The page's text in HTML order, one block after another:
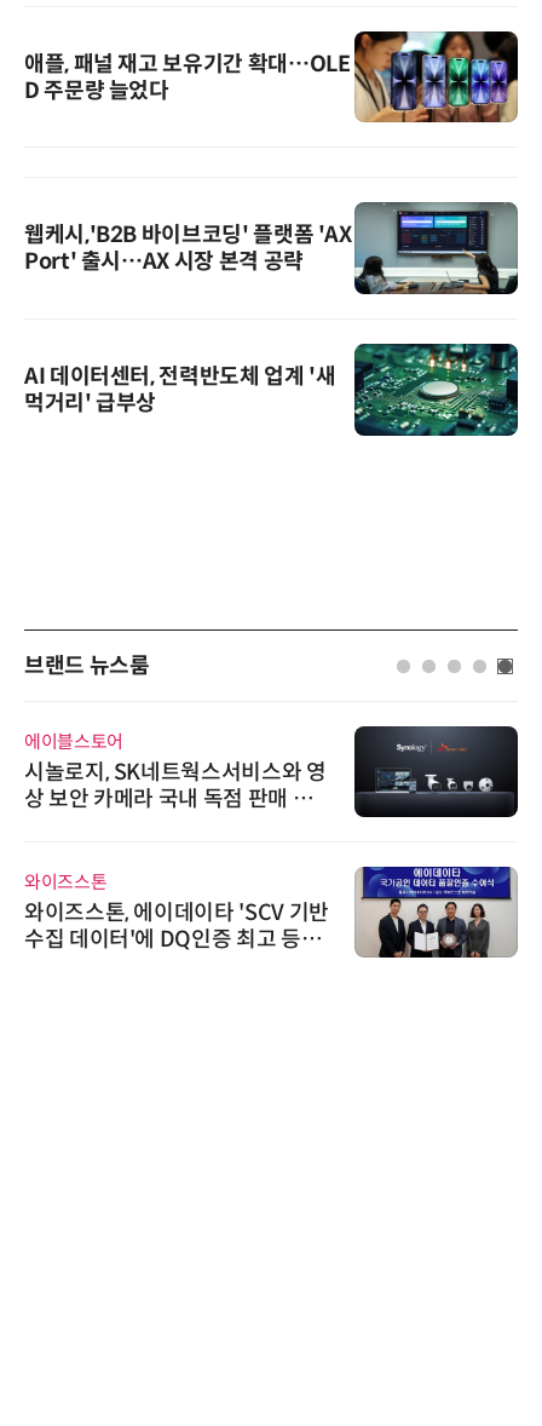
애플, 패널 재고 보유기간 확대…OLE
D 주문량 늘었다
웹케시,'B2B 바이브코딩' 플랫폼 'AX
Port' 출시…AX 시장 본격 공략
AI 데이터센터, 전력반도체 업계 '새
먹거리' 급부상
브랜드 뉴스룸
에이블스토어
시놀로지, SK네트웍스서비스와 영
상 보안 카메라 국내 독점 판매 파
와이즈스톤
와이즈스톤, 에이데이타 'SCV 기반
수집 데이터'에 DQ인증 최고 등급